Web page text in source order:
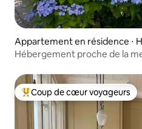
Appartement en résidence ⋅
Hébergement proche de la
Coups de cœur voyageurs les
Coup de cœur voyageurs